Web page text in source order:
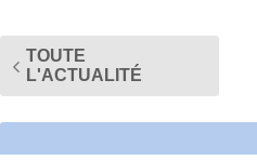
TOUTE
L'ACTUALITÉ